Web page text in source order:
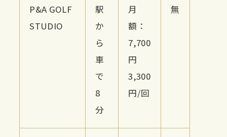
P&A GOLF
STUDIO
駅
か
ら
車
で
8
分
月
額：
7,700
円
3,300
円/回
無